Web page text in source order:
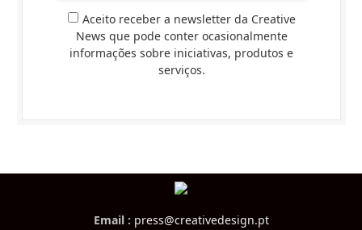
Aceito receber a newsletter da Creative
News que pode conter ocasionalmente
informações sobre iniciativas, produtos e
serviços.
Email : press@creativedesign.pt